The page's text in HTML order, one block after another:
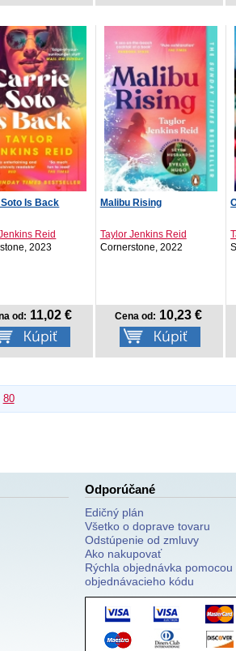
Is Back
Reid
2023
od: 11,02 €
Malibu Rising
Taylor Jenkins Reid
Cornerstone, 2022
Cena od: 10,23 €
80
Odporúčané
Edičný plán
Všetko o doprave tovaru
Odstúpenie od zmluvy
Ako nakupovať
Rýchla objednávka pomocou
objednávacieho kódu